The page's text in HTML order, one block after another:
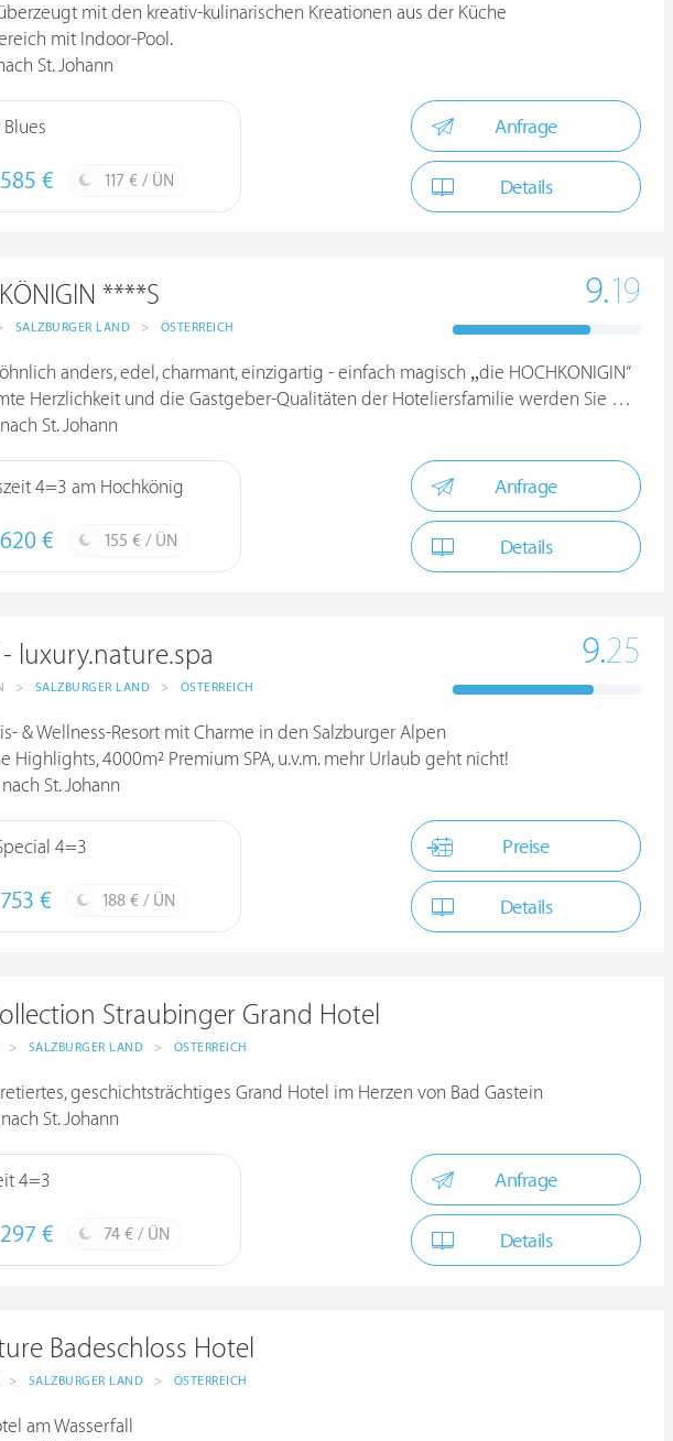
mit den kreativ-kulinarischen Kreationen aus der Küche
mit Indoor-Pool.
St. Johann
585 € 117 € / ÜN
Anfrage
Details
****S
SALZBURGER LAND > ÖSTERREICH
9.19
anders, edel, charmant, einzigartig - einfach magisch „die HOCHKÖNIGIN“
Herzlichkeit und die Gastgeber-Qualitäten der Hoteliersfamilie werden Sie begeistern
St. Johann
4=3 am Hochkönig
620 € 155 € / ÜN
Anfrage
Details
luxury.nature.spa
> SALZBURGER LAND > ÖSTERREICH
9.25
& Wellness-Resort mit Charme in den Salzburger Alpen
Highlights, 4000m² Premium SPA, u.v.m. mehr Urlaub geht nicht!
St. Johann
4=3
753 € 188 € / ÜN
Preise
Details
Straubinger Grand Hotel
> SALZBURGER LAND > ÖSTERREICH
geschichtsträchtiges Grand Hotel im Herzen von Bad Gastein
St. Johann
4=3
297 € 74 € / ÜN
Anfrage
Details
Badeschloss Hotel
> SALZBURGER LAND > ÖSTERREICH
am Wasserfall